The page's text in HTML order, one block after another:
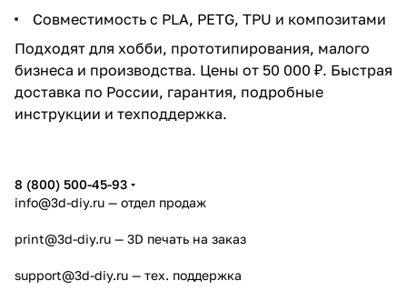
Совместимость с PLA, PETG, TPU и композитами
Подходят для хобби, прототипирования, малого
бизнеса и производства. Цены от 50 000 ₽. Быстрая
доставка по России, гарантия, подробные
инструкции и техподдержка.
8 (800) 500-45-93
info@3d-diy.ru — отдел продаж
print@3d-diy.ru — 3D печать на заказ
support@3d-diy.ru — тех. поддержка